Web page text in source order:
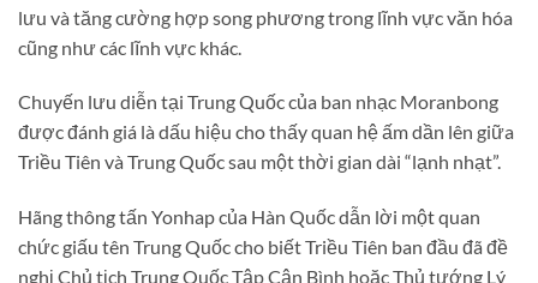
lưu và tăng cường hợp song phương trong lĩnh vực văn hóa
cũng như các lĩnh vực khác.
Chuyến lưu diễn tại Trung Quốc của ban nhạc Moranbong
được đánh giá là dấu hiệu cho thấy quan hệ ấm dần lên giữa
Triều Tiên và Trung Quốc sau một thời gian dài “lạnh nhạt”.
Hãng thông tấn Yonhap của Hàn Quốc dẫn lời một quan
chức giấu tên Trung Quốc cho biết Triều Tiên ban đầu đã đề
nghị Chủ tịch Trung Quốc Tập Cận Bình hoặc Thủ tướng Lý